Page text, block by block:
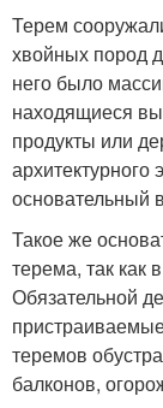
Терем
хвойных пород
него было
находящиеся
продукты или
основательный
Такое же
терема, так как
Обязательной
теремов
балконов,